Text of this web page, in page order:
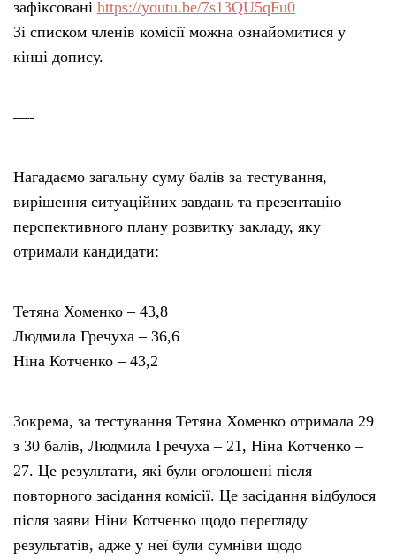
зафіксовані https://youtu.be/7s13QU5qFu0
Зі списком членів комісії можна ознайомитися у
кінці допису.
—-
Нагадаємо загальну суму балів за тестування,
вирішення ситуаційних завдань та презентацію
перспективного плану розвитку закладу, яку
отримали кандидати:
Тетяна Хоменко – 43,8
Людмила Гречуха – 36,6
Ніна Котченко – 43,2
Зокрема, за тестування Тетяна Хоменко отримала 29
з 30 балів, Людмила Гречуха – 21, Ніна Котченко –
27. Це результати, які були оголошені після
повторного засідання комісії. Це засідання відбулося
після заяви Ніни Котченко щодо перегляду
результатів, адже у неї були сумніви щодо